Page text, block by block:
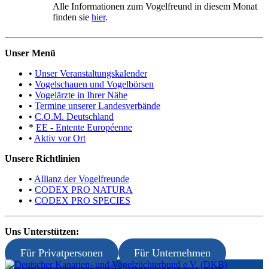
Alle Informationen zum Vogelfreund in diesem Monat
finden sie hier.
Unser Menü
• Unser Veranstaltungskalender
• Vogelschauen und Vogelbörsen
• Vogelärzte in Ihrer Nähe
• Termine unserer Landesverbände
• C.O.M. Deutschland
* EE - Entente Européenne
• Aktiv vor Ort
Unsere Richtlinien
• Allianz der Vogelfreunde
• CODEX PRO NATURA
• CODEX PRO SPECIES
Uns Unterstützen:
Für Privatpersonen Für Unternehmen